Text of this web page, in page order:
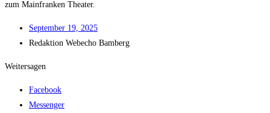
zum Main­fran­ken Theater.
Sep­tem­ber 19, 2025
Redak­ti­on Web­echo Bamberg
Weitersagen
Facebook
Messenger